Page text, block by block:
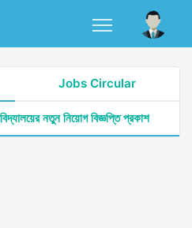
Jobs Circular
নতুন নিয়োগ বিজ্ঞপ্তি প্রকাশ